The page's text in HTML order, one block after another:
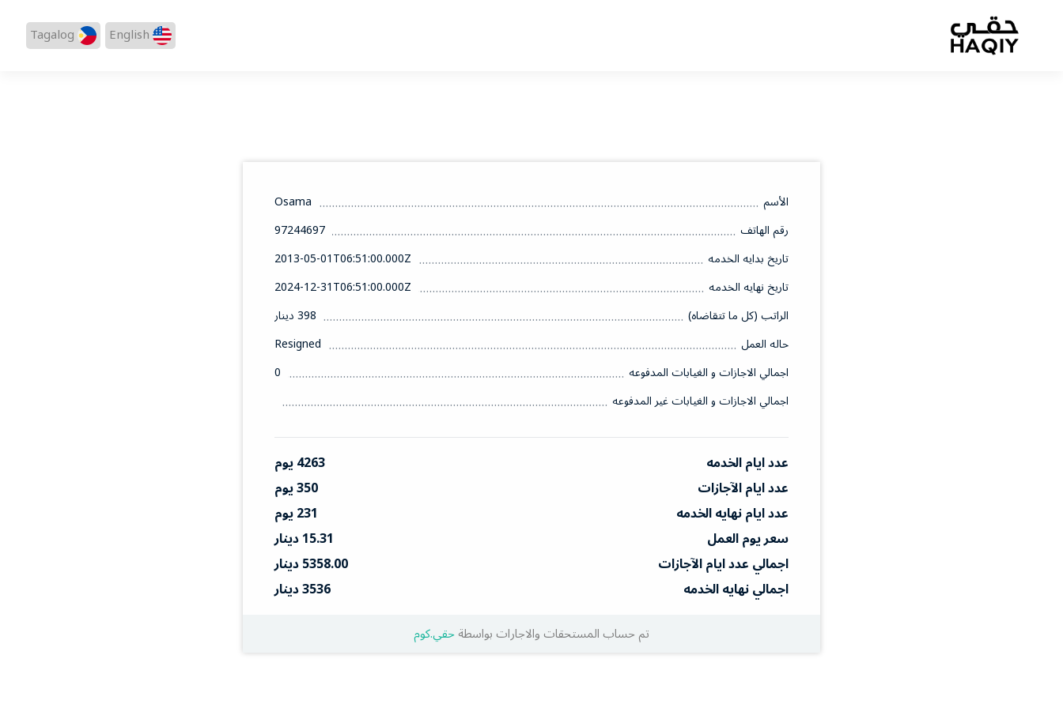
English
Tagalog
الأسم
Osama
رقم الهاتف
97244697
تاريخ بدايه الخدمه
2013-05-01T06:51:00.000Z
تاريخ نهايه الخدمه
2024-12-31T06:51:00.000Z
الراتب (كل ما تتقاضاه)
398 دينار
حاله العمل
Resigned
اجمالي الاجازات و الغيابات المدفوعه
0
اجمالي الاجازات و الغيابات غير المدفوعه
عدد ايام الخدمه
4263 يوم
عدد ايام الآجازات
350 يوم
عدد ايام نهايه الخدمه
231 يوم
سعر يوم العمل
15.31 دينار
اجمالي عدد ايام الآجازات
5358.00 دينار
اجمالي نهايه الخدمه
3536 دينار
تم حساب المستحقات والاجارات بواسطةحقي.كوم